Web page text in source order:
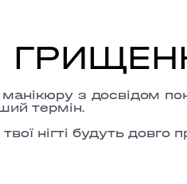
з досвідом
термін.
нігті будуть довго